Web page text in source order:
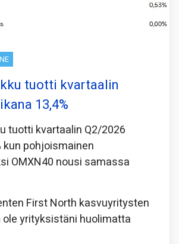
tuotti kvartaalin
13,4%
tuotti kvartaalin Q2/2026
kun pohjoismainen
OMXN40 nousi samassa
First North kasvuyritysten
yrityksistäni huolimatta